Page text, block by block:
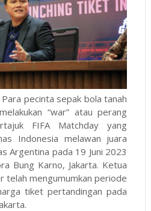
Para pecinta sepak bola tanah
“war” atau perang
FIFA Matchday yang
Indonesia melawan juara
Argentina pada 19 Juni 2023
Bung Karno, Jakarta. Ketua
telah mengumumkan periode
tiket pertandingan pada